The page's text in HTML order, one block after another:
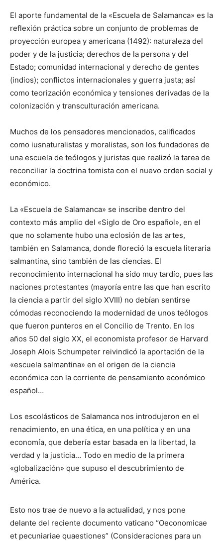
El aporte fundamental de la «Escuela de Salamanca» es la
reflexión práctica sobre un conjunto de problemas de
proyección europea y americana (1492): naturaleza del
poder y de la justicia; derechos de la persona y del
Estado; comunidad internacional y derecho de gentes
(indios); conflictos internacionales y guerra justa; así
como teorización económica y tensiones derivadas de la
colonización y transculturación americana.
Muchos de los pensadores mencionados, calificados
como iusnaturalistas y moralistas, son los fundadores de
una escuela de teólogos y juristas que realizó la tarea de
reconciliar la doctrina tomista con el nuevo orden social y
económico.
La «Escuela de Salamanca» se inscribe dentro del
contexto más amplio del «Siglo de Oro español», en el
que no solamente hubo una eclosión de las artes,
también en Salamanca, donde floreció la escuela literaria
salmantina, sino también de las ciencias. El
reconocimiento internacional ha sido muy tardío, pues las
naciones protestantes (mayoría entre las que han escrito
la ciencia a partir del siglo XVIII) no debían sentirse
cómodas reconociendo la modernidad de unos teólogos
que fueron punteros en el Concilio de Trento. En los
años 50 del siglo XX, el economista profesor de Harvard
Joseph Alois Schumpeter reivindicó la aportación de la
«escuela salmantina» en el origen de la ciencia
económica con la corriente de pensamiento económico
español…
Los escolásticos de Salamanca nos introdujeron en el
renacimiento, en una ética, en una política y en una
economía, que debería estar basada en la libertad, la
verdad y la justicia… Todo en medio de la primera
«globalización» que supuso el descubrimiento de
América.
Esto nos trae de nuevo a la actualidad, y nos pone
delante del reciente documento vaticano “Oeconomicae
et pecuniariae quaestiones” (Consideraciones para un